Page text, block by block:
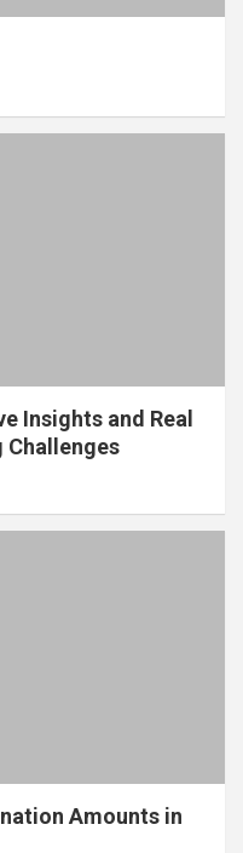
Insights and Real
Challenges
Amounts in